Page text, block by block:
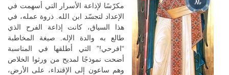
مكرّسًا لإذاعة الأسرار التي أسهمت في
الإعداد لتجسّد ابن الله. ذروة عمله، في
هذا السياق، كانت إذاعة الفرح الذي
طالع به والدة الإله. صيغة المخاطبة
“افرحي!” التي أطلقها في المناسبة
أضحت نموذجًا لمديح من ورثوا الخلاص
وهم ساعون إلى الإقتداء، على الأرض،